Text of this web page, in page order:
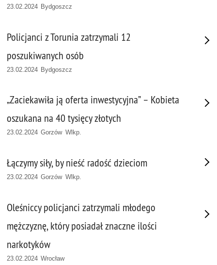
23.02.2024 Bydgoszcz
Policjanci z Torunia zatrzymali 12
poszukiwanych osób
23.02.2024 Bydgoszcz
„Zaciekawiła ją oferta inwestycyjna” – Kobieta
oszukana na 40 tysięcy złotych
23.02.2024 Gorzów Wlkp.
Łączymy siły, by nieść radość dzieciom
23.02.2024 Gorzów Wlkp.
Oleśniccy policjanci zatrzymali młodego
mężczyznę, który posiadał znaczne ilości
narkotyków
23.02.2024 Wrocław